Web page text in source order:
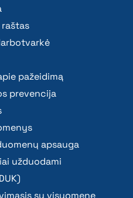
pažeidimą
prevencija
apsauga
užduodami